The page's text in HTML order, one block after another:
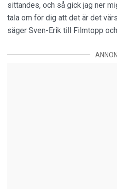
sittandes, och så gick jag ner
tala om för dig att det är det
säger Sven-Erik till Filmtopp